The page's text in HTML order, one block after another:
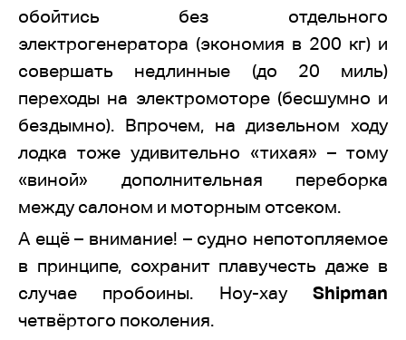
обойтись без отдельного
электрогенератора (экономия в 200 кг) и
совершать недлинные (до 20 миль)
переходы на электромоторе (бесшумно и
бездымно). Впрочем, на дизельном ходу
лодка тоже удивительно «тихая» – тому
«виной» дополнительная переборка
между салоном и моторным отсеком.
А ещё – внимание! – судно непотопляемое
в принципе, сохранит плавучесть даже в
случае пробоины. Ноу-хау Shipman
четвёртого поколения.